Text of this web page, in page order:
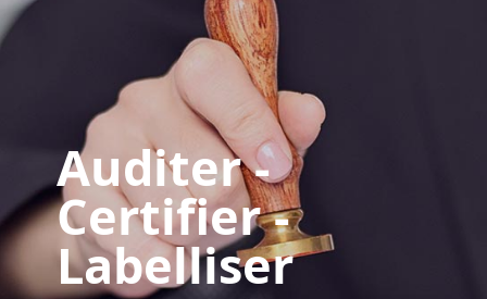
Auditer -
Certifier -
Labelliser